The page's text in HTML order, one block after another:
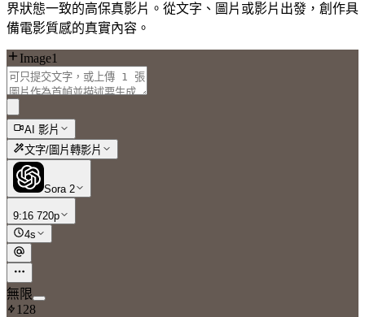
界狀態一致的高保真影片。從文字、圖片或影片出發，創作具
備電影質感的真實內容。
Image1
AI 影片
文字/圖片轉影片
Sora 2
9:16 720p
4s
無限
128